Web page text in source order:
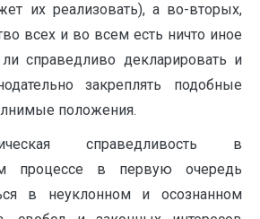
их реализовать), а во-вторых,
всех и во всем есть ничто иное
справедливо декларировать и
закреплять подобные
положения.
справедливость в
процессе в первую очередь
в неуклонном и осознанном